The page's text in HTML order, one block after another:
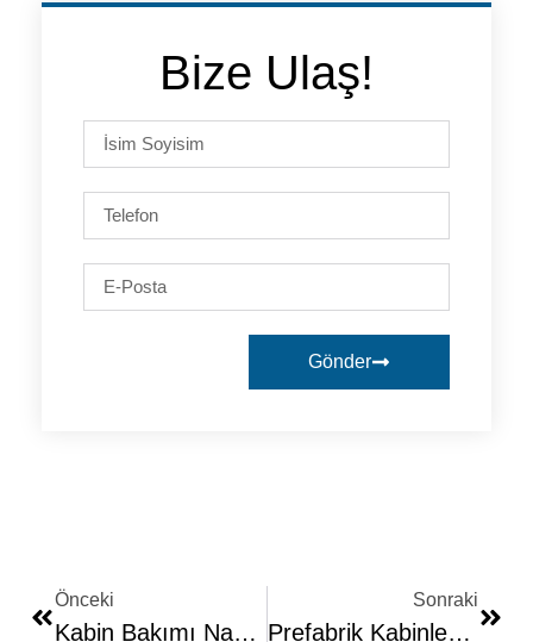
Bize Ulaş!
Gönder
Önceki
Kabin Bakımı Nasıl Yapılmalıdır?
Sonraki
Prefabrik Kabinler Isı Yalıtımı 2025 Yalıtım